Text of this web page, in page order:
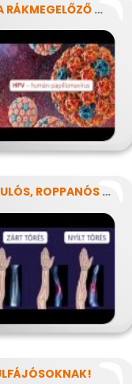
HPV: A RÁKMEGELŐZŐ OLTÁS
RÁNDULÓS, ROPPANÓS BALESETEK